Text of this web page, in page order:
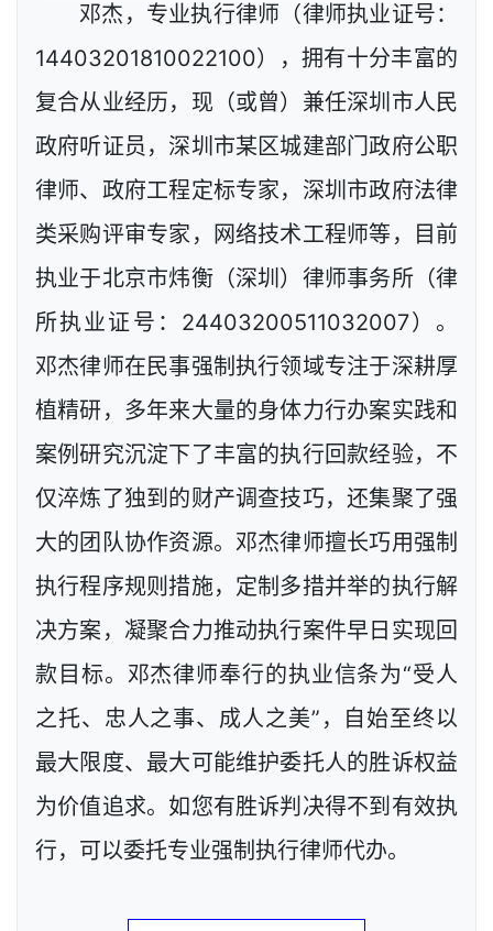
邓杰，专业执行律师（律师执业证号：
14403201810022100），拥有十分丰富的
复合从业经历，现（或曾）兼任深圳市人民
政府听证员，深圳市某区城建部门政府公职
律师、政府工程定标专家，深圳市政府法律
类采购评审专家，网络技术工程师等，目前
执业于北京市炜衡（深圳）律师事务所（律
所执业证号：24403200511032007）。
邓杰律师在民事强制执行领域专注于深耕厚
植精研，多年来大量的身体力行办案实践和
案例研究沉淀下了丰富的执行回款经验，不
仅淬炼了独到的财产调查技巧，还集聚了强
大的团队协作资源。邓杰律师擅长巧用强制
执行程序规则措施，定制多措并举的执行解
决方案，凝聚合力推动执行案件早日实现回
款目标。邓杰律师奉行的执业信条为“受人
之托、忠人之事、成人之美”，自始至终以
最大限度、最大可能维护委托人的胜诉权益
为价值追求。如您有胜诉判决得不到有效执
行，可以委托专业强制执行律师代办。